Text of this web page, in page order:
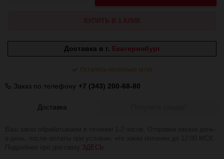
Доставка в г. Екатеринбург
Осталось несколько штук
Заказ по телефону +7 (343) 200-68-80
Доставка
ЗДЕСЬ